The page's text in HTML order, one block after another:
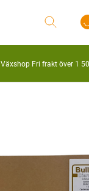
Växshop Fri frakt över 1